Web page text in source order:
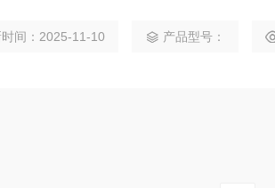
时间：2025-11-10 产品型号：